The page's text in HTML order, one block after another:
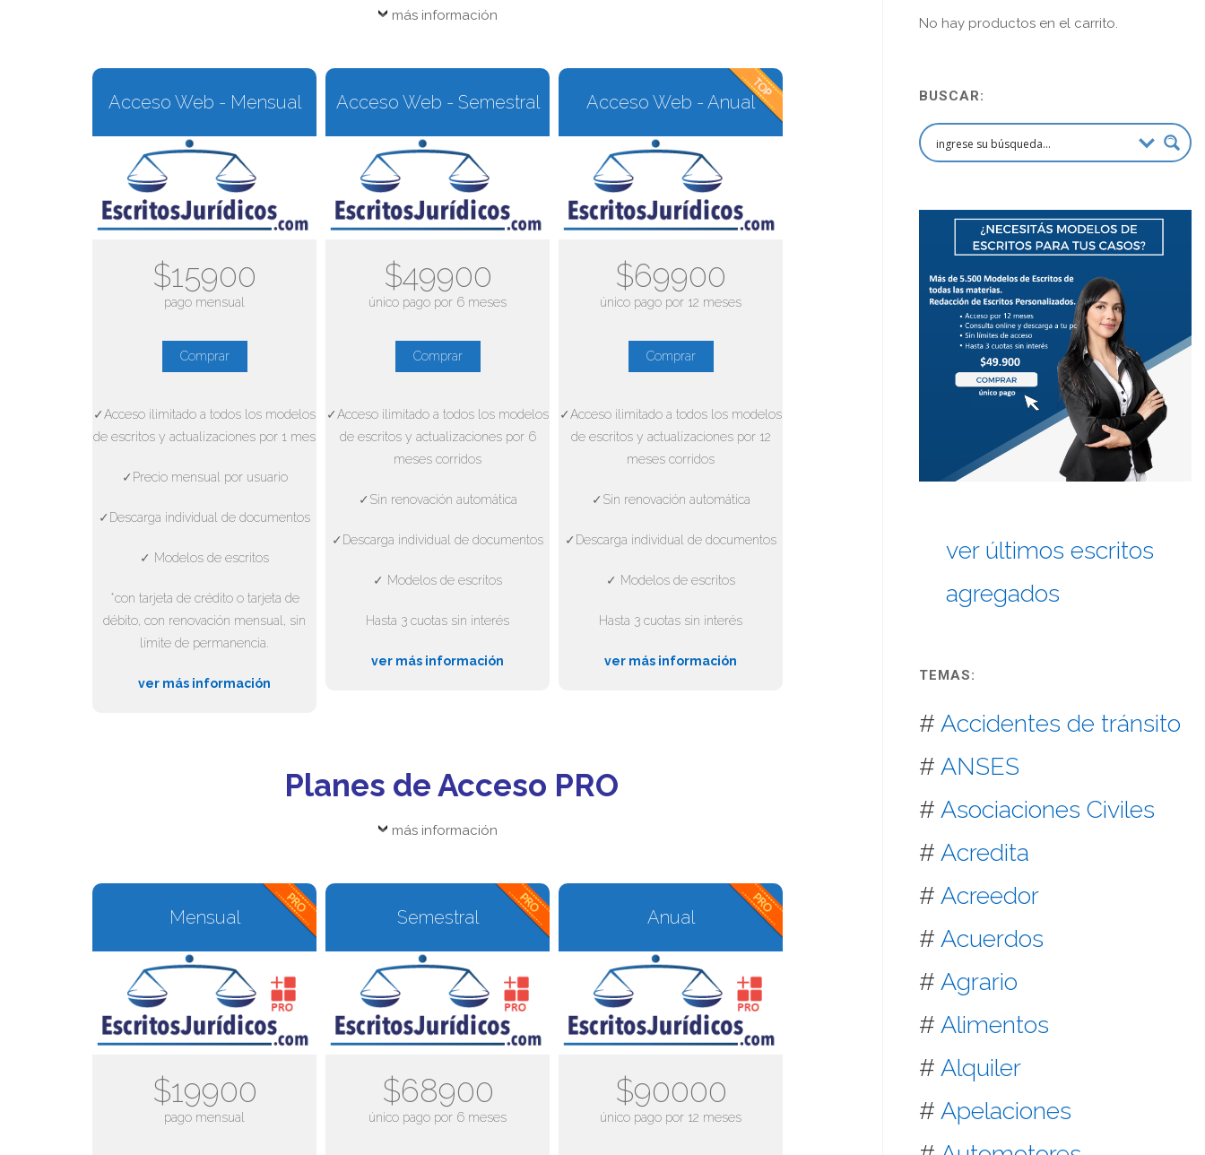
más información
Acceso Web - Mensual
$15900
pago mensual
Comprar
✓Acceso ilimitado a todos los modelos
de escritos y actualizaciones por 1 mes
✓Precio mensual por usuario
✓Descarga individual de documentos
✓ Modelos de escritos
*con tarjeta de crédito o tarjeta de
débito, con renovación mensual, sin
límite de permanencia.
ver más información
Acceso Web - Semestral
$49900
único pago por 6 meses
Comprar
✓Acceso ilimitado a todos los modelos
de escritos y actualizaciones por 6
meses corridos
✓Sin renovación automática
✓Descarga individual de documentos
✓ Modelos de escritos
Hasta 3 cuotas sin interés
ver más información
Acceso Web - Anual
$69900
único pago por 12 meses
Comprar
✓Acceso ilimitado a todos los modelos
de escritos y actualizaciones por 12
meses corridos
✓Sin renovación automática
✓Descarga individual de documentos
✓ Modelos de escritos
Hasta 3 cuotas sin interés
ver más información
Planes de Acceso PRO
más información
Mensual
$19900
pago mensual
Semestral
$68900
único pago por 6 meses
Anual
$90000
único pago por 12 meses
No hay productos en el carrito.
BUSCAR:
ver últimos escritos
agregados
TEMAS:
# Accidentes de tránsito
# ANSES
# Asociaciones Civiles
# Acredita
# Acreedor
# Acuerdos
# Agrario
# Alimentos
# Alquiler
# Apelaciones